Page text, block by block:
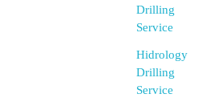
Drilling
Service
Hidrology
Drilling
Service